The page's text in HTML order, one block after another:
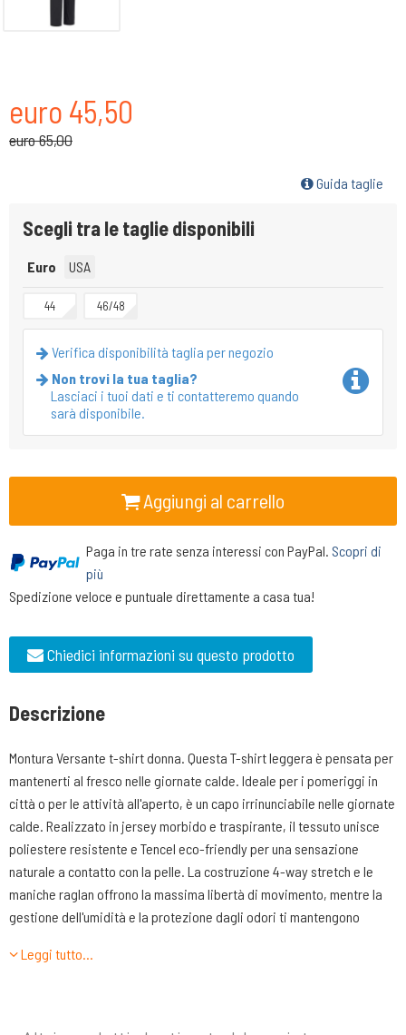
euro 45,50
euro 65,00
Guida taglie
Scegli tra le taglie disponibili
Euro USA
44 46/48
Verifica disponibilità taglia per negozio
Non trovi la tua taglia?
Lasciaci i tuoi dati e ti contatteremo quando
sarà disponibile.
Aggiungi al carrello
Paga in tre rate senza interessi con PayPal. Scopri di
più
Spedizione veloce e puntuale direttamente a casa tua!
Chiedici informazioni su questo prodotto
Descrizione
Montura Versante t-shirt donna. Questa T-shirt leggera è pensata per
mantenerti al fresco nelle giornate calde. Ideale per i pomeriggi in
città o per le attività all'aperto, è un capo irrinunciabile nelle giornate
calde. Realizzato in jersey morbido e traspirante, il tessuto unisce
poliestere resistente e Tencel eco-friendly per una sensazione
naturale a contatto con la pelle. La costruzione 4-way stretch e le
maniche raglan offrono la massima libertà di movimento, mentre la
gestione dell'umidità e la protezione dagli odori ti mantengono
questo capo è dotato di una tasca in rete per riporlo facilmente e di
Caratteristiche tecniche:
Leggi tutto…